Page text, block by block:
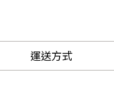
運送方式